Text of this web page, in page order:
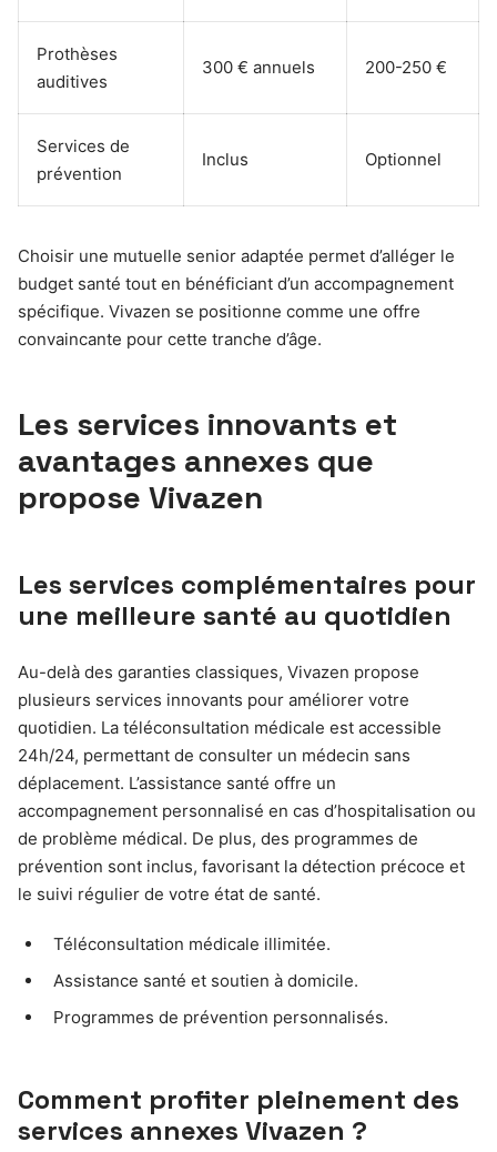
Prothèses
auditives
300 € annuels 200-250 €
Services de
prévention
Inclus Optionnel
Choisir une mutuelle senior adaptée permet d’alléger le
budget santé tout en bénéficiant d’un accompagnement
spécifique. Vivazen se positionne comme une offre
convaincante pour cette tranche d’âge.
Les services innovants et
avantages annexes que
propose Vivazen
Les services complémentaires pour
une meilleure santé au quotidien
Au-delà des garanties classiques, Vivazen propose
plusieurs services innovants pour améliorer votre
quotidien. La téléconsultation médicale est accessible
24h/24, permettant de consulter un médecin sans
déplacement. L’assistance santé offre un
accompagnement personnalisé en cas d’hospitalisation ou
de problème médical. De plus, des programmes de
prévention sont inclus, favorisant la détection précoce et
le suivi régulier de votre état de santé.
Téléconsultation médicale illimitée.
Assistance santé et soutien à domicile.
Programmes de prévention personnalisés.
Comment profiter pleinement des
services annexes Vivazen ?